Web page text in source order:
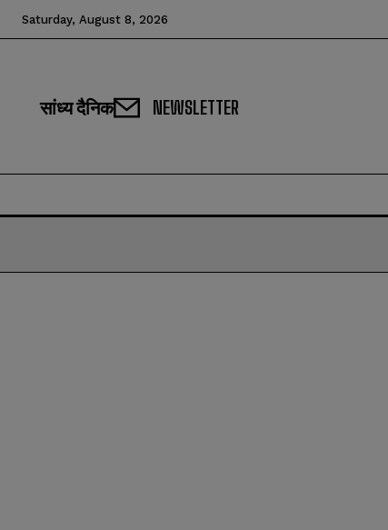
Saturday, August 8, 2026
सांध्य दैनिक NEWSLETTER